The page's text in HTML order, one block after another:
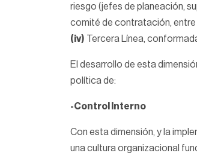
riesgo (jefes de planeación,
comité de contratación, entre
(iv) Tercera Línea,
El desarrollo de esta
política de:
-Control Interno
Con esta dimensión, y la
una cultura organizacional